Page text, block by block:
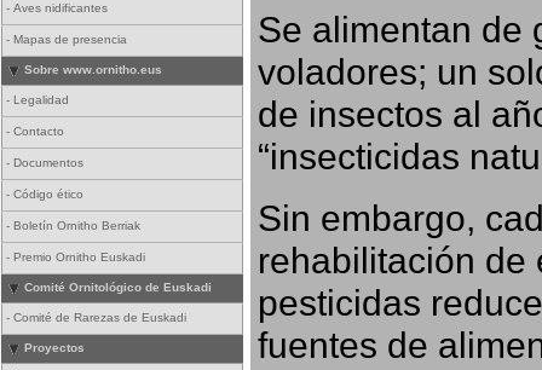
- Aves nidificantes
- Mapas de presencia
Sobre www.ornitho.eus
- Legalidad
- Contacto
- Documentos
- Código ético
- Boletín Ornitho Berriak
- Premio Ornitho Euskadi
Comité Ornitológico de Euskadi
- Comité de Rarezas de Euskadi
Proyectos
Se alimentan de
voladores; un
de insectos al
“insecticidas
Sin embargo,
rehabilitación de
pesticidas
fuentes de